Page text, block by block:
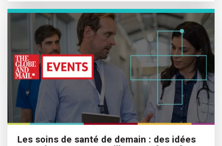
Les soins de santé de demain : des idées